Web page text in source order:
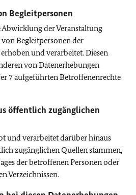
Begleitpersonen
der Veranstaltung
Begleitpersonen der
und verarbeitet. Diesen
von Datenerhebungen
7 aufgeführten Betroffenenrechte
öffentlich zugänglichen
und verarbeitet darüber hinaus
zugänglichen Quellen stammen,
der betroffenen Personen oder
Verzeichnissen.